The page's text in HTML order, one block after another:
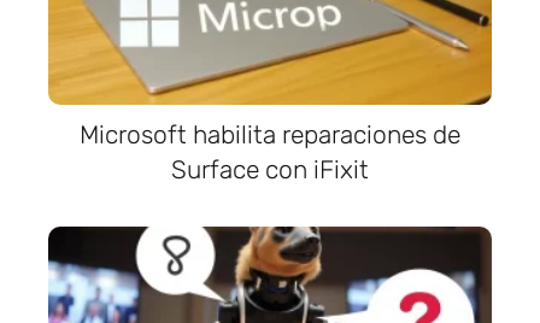
Microsoft habilita reparaciones de
Surface con iFixit